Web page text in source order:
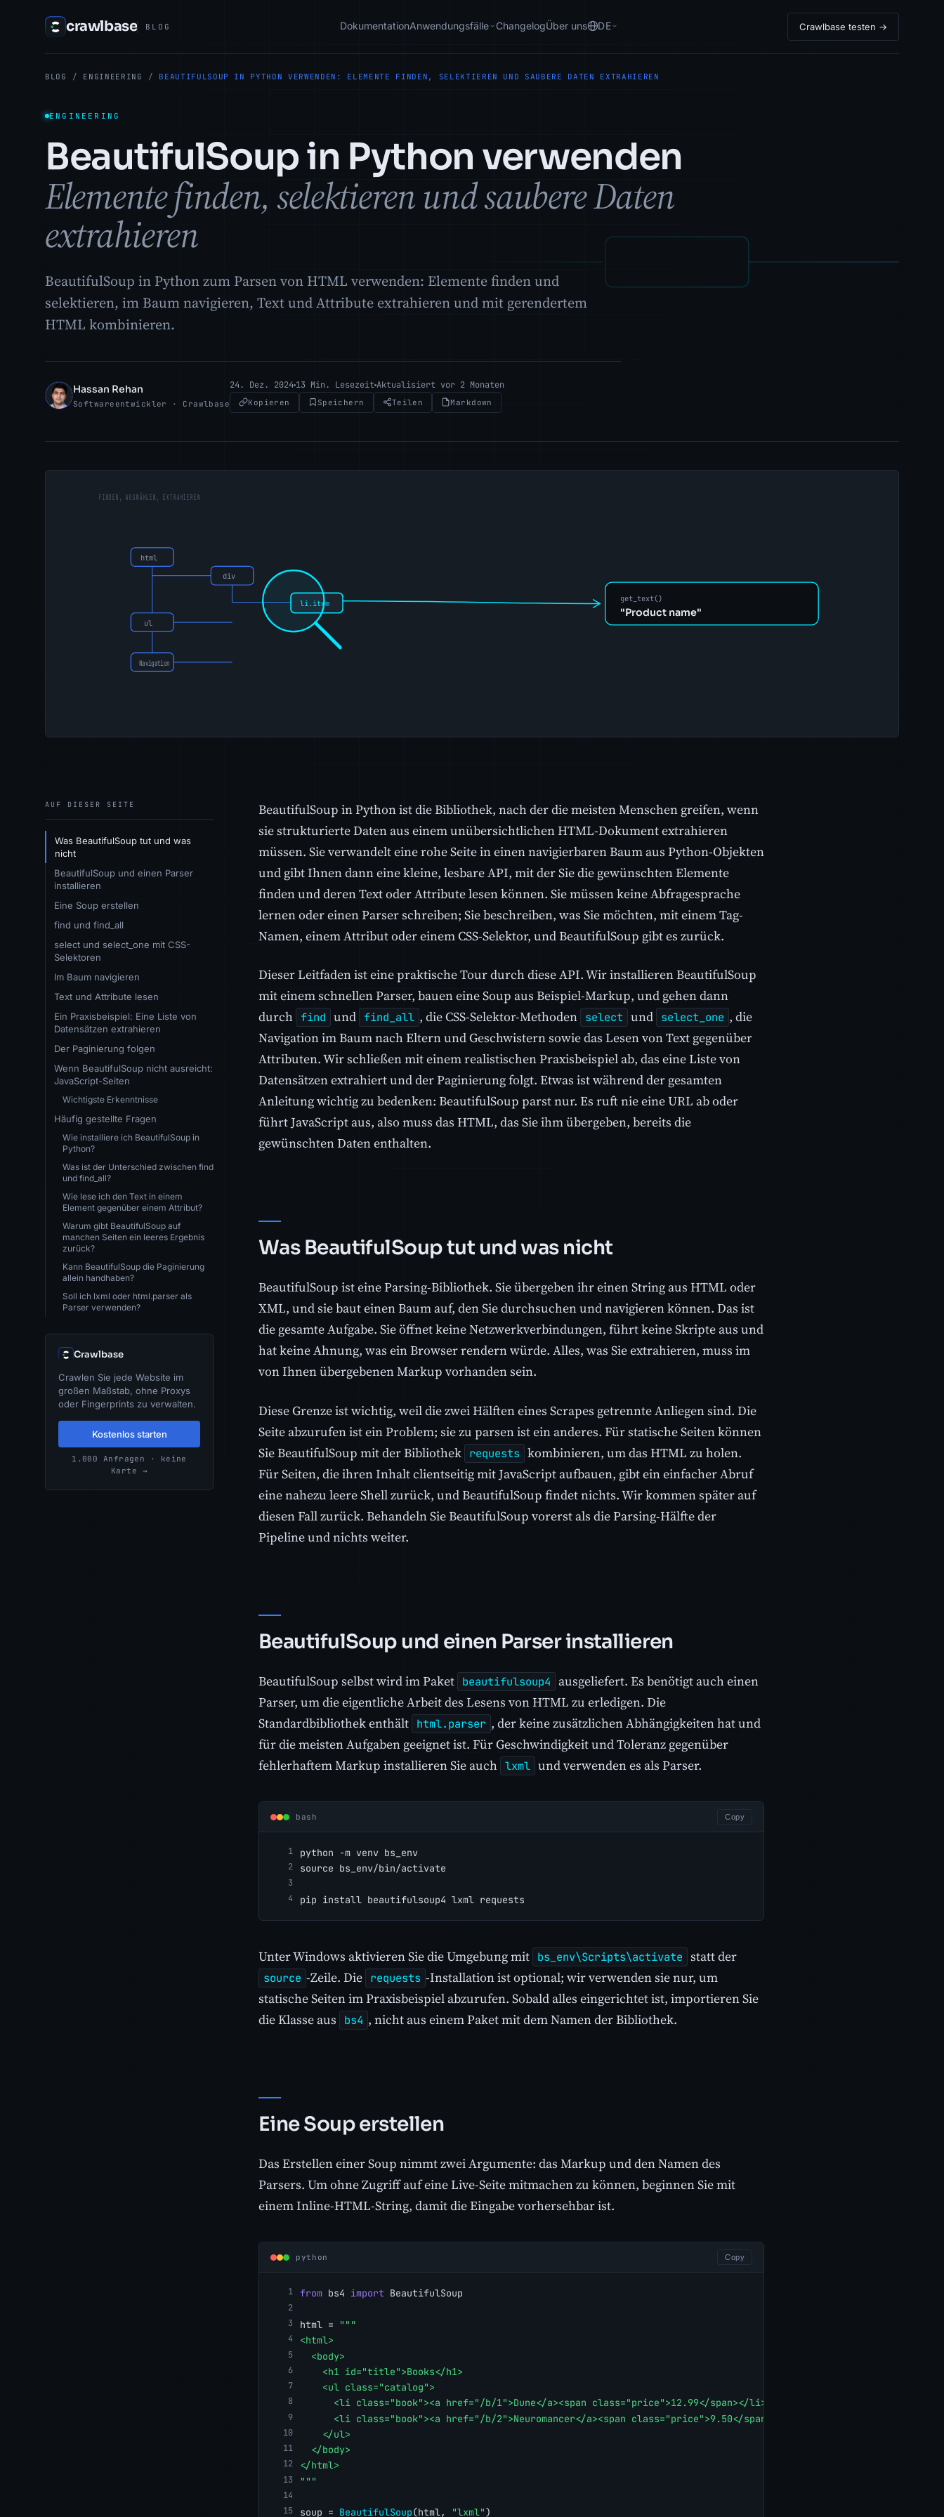
crawlbase BLOG DokumentationAnwendungsfälle ChangelogÜber uns DE Crawlbase testen →
BLOG / ENGINEERING / BEAUTIFULSOUP IN PYTHON VERWENDEN: ELEMENTE FINDEN, SELEKTIEREN UND SAUBERE DATEN EXTRAHIEREN
ENGINEERING
BeautifulSoup in Python verwenden
Elemente finden, selektieren und saubere Daten
extrahieren
BeautifulSoup in Python zum Parsen von HTML verwenden: Elemente finden und
selektieren, im Baum navigieren, Text und Attribute extrahieren und mit gerendertem
HTML kombinieren.
HR
Hassan Rehan
Softwareentwickler · Crawlbase
24. Dez. 2024 13 Min. LesezeitAktualisiert vor 2 Monaten
Kopieren Speichern Teilen Markdown
AUF DIESER SEITE
Was BeautifulSoup tut und was
nicht
BeautifulSoup und einen Parser
installieren
Eine Soup erstellen
find und find_all
select und select_one mit CSS-
Selektoren
Im Baum navigieren
Text und Attribute lesen
Ein Praxisbeispiel: Eine Liste von
Datensätzen extrahieren
Der Paginierung folgen
Wenn BeautifulSoup nicht ausreicht:
JavaScript-Seiten
Wichtigste Erkenntnisse
Häufig gestellte Fragen
Wie installiere ich BeautifulSoup in
Python?
Was ist der Unterschied zwischen find
und find_all?
Wie lese ich den Text in einem
Element gegenüber einem Attribut?
Warum gibt BeautifulSoup auf
manchen Seiten ein leeres Ergebnis
zurück?
Kann BeautifulSoup die Paginierung
allein handhaben?
Soll ich lxml oder html.parser als
Parser verwenden?
Crawlbase
Crawlen Sie jede Website im
großen Maßstab, ohne Proxys
oder Fingerprints zu verwalten.
Kostenlos starten
1.000 Anfragen · keine
Karte →
BeautifulSoup in Python ist die Bibliothek, nach der die meisten Menschen greifen, wenn
sie strukturierte Daten aus einem unübersichtlichen HTML-Dokument extrahieren
müssen. Sie verwandelt eine rohe Seite in einen navigierbaren Baum aus Python-Objekten
und gibt Ihnen dann eine kleine, lesbare API, mit der Sie die gewünschten Elemente
finden und deren Text oder Attribute lesen können. Sie müssen keine Abfragesprache
lernen oder einen Parser schreiben; Sie beschreiben, was Sie möchten, mit einem Tag-
Namen, einem Attribut oder einem CSS-Selektor, und BeautifulSoup gibt es zurück.
Dieser Leitfaden ist eine praktische Tour durch diese API. Wir installieren BeautifulSoup
mit einem schnellen Parser, bauen eine Soup aus Beispiel-Markup, und gehen dann
durch find und find_all , die CSS-Selektor-Methoden select und select_one , die
Navigation im Baum nach Eltern und Geschwistern sowie das Lesen von Text gegenüber
Attributen. Wir schließen mit einem realistischen Praxisbeispiel ab, das eine Liste von
Datensätzen extrahiert und der Paginierung folgt. Etwas ist während der gesamten
Anleitung wichtig zu bedenken: BeautifulSoup parst nur. Es ruft nie eine URL ab oder
führt JavaScript aus, also muss das HTML, das Sie ihm übergeben, bereits die
gewünschten Daten enthalten.
Was BeautifulSoup tut und was nicht
BeautifulSoup ist eine Parsing-Bibliothek. Sie übergeben ihr einen String aus HTML oder
XML, und sie baut einen Baum auf, den Sie durchsuchen und navigieren können. Das ist
die gesamte Aufgabe. Sie öffnet keine Netzwerkverbindungen, führt keine Skripte aus und
hat keine Ahnung, was ein Browser rendern würde. Alles, was Sie extrahieren, muss im
von Ihnen übergebenen Markup vorhanden sein.
Diese Grenze ist wichtig, weil die zwei Hälften eines Scrapes getrennte Anliegen sind. Die
Seite abzurufen ist ein Problem; sie zu parsen ist ein anderes. Für statische Seiten können
Sie BeautifulSoup mit der Bibliothek requests kombinieren, um das HTML zu holen.
Für Seiten, die ihren Inhalt clientseitig mit JavaScript aufbauen, gibt ein einfacher Abruf
eine nahezu leere Shell zurück, und BeautifulSoup findet nichts. Wir kommen später auf
diesen Fall zurück. Behandeln Sie BeautifulSoup vorerst als die Parsing-Hälfte der
Pipeline und nichts weiter.
BeautifulSoup und einen Parser installieren
BeautifulSoup selbst wird im Paket beautifulsoup4
ausgeliefert. Es benötigt auch einen
Parser, um die eigentliche Arbeit des Lesens von HTML zu erledigen. Die
Standardbibliothek enthält html.parser , der keine zusätzlichen Abhängigkeiten hat und
für die meisten Aufgaben geeignet ist. Für Geschwindigkeit und Toleranz gegenüber
fehlerhaftem Markup installieren Sie auch lxml und verwenden es als Parser.
bash Copy
python -m venv bs_env
source bs_env/bin/activate
pip install beautifulsoup4 lxml requests
Unter Windows aktivieren Sie die Umgebung mit bs_env\Scripts\activate statt der
source -Zeile. Die requests -Installation ist optional; wir verwenden sie nur, um
statische Seiten im Praxisbeispiel abzurufen. Sobald alles eingerichtet ist, importieren Sie
die Klasse aus
bs4 , nicht aus einem Paket mit dem Namen der Bibliothek.
Eine Soup erstellen
Das Erstellen einer Soup nimmt zwei Argumente: das Markup und den Namen des
Parsers. Um ohne Zugriff auf eine Live-Seite mitmachen zu können, beginnen Sie mit
einem Inline-HTML-String, damit die Eingabe vorhersehbar ist.
python Copy
from bs4 import BeautifulSoup
html =
"""
<html>
  <body>
    <h1 id="title">Books</h1>
    <ul class="catalog">
      <li class="book"><a href="/b/1">Dune</a><span class="price">12.99</span></li>
      <li class="book"><a href="/b/2">Neuromancer</a><span class="price">9.50</span></li>
    </ul>
  </body>
</html>
"""
soup = BeautifulSoup(html, "lxml")